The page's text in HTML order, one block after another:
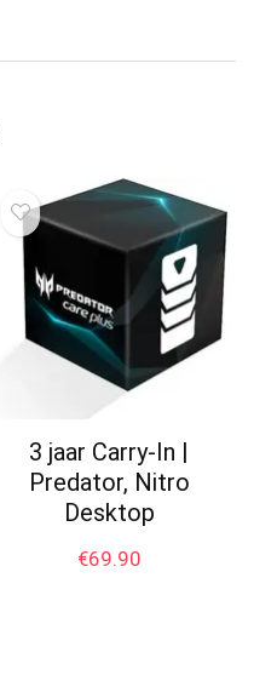
3 jaar Carry-In |
Predator, Nitro
Desktop
€69.90